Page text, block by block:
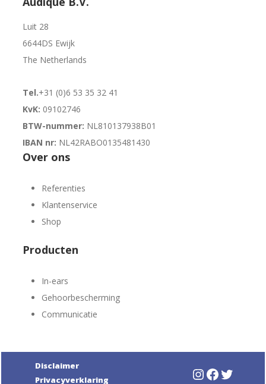
Luit 28
6644DS Ewijk
The Netherlands
Tel.+31 (0)6 53 35 32 41
KvK: 09102746
BTW-nummer: NL810137938B01
IBAN nr: NL42RABO0135481430
Over ons
Referenties
Klantenservice
Shop
Producten
In-ears
Gehoorbescherming
Communicatie
Disclaimer
Privacyverklaring
Instagram
Facebook